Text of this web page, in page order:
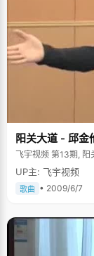
阳关大道 - 邱金
飞宇视频 第13期, 阳
UP主: 飞宇视频
歌曲 • 2009/6/7